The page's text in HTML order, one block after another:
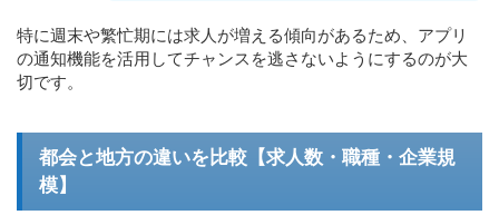
特に週末や繁忙期には求人が増える傾向があるため、アプリ
の通知機能を活用してチャンスを逃さないようにするのが大
切です。
都会と地方の違いを比較【求人数・職種・企業規
模】